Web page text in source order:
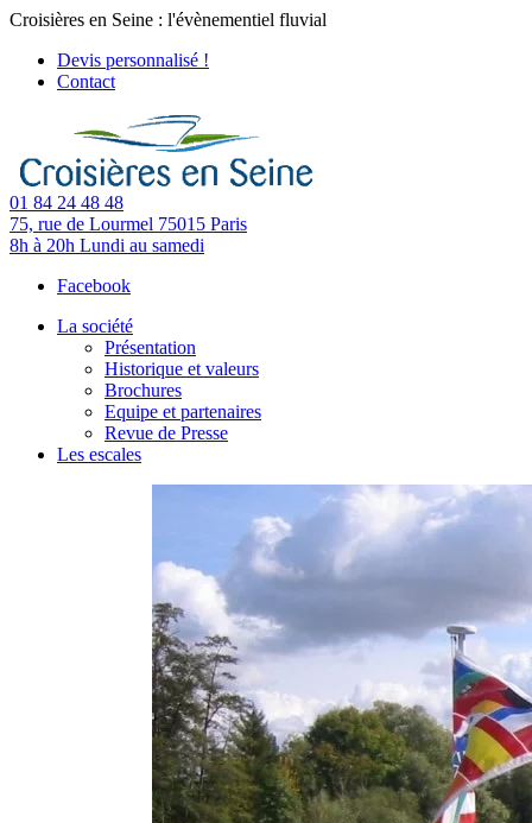
Croisières en Seine : l'évènementiel fluvial
Devis personnalisé !
Contact
01 84 24 48 48
75, rue de Lourmel 75015 Paris
8h à 20h Lundi au samedi
Facebook
La société
Présentation
Historique et valeurs
Brochures
Equipe et partenaires
Revue de Presse
Les escales